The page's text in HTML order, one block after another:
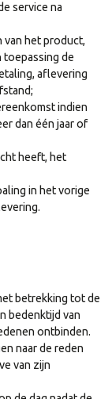
service na
van het product,
de
aflevering
indien
dan één jaar of
heeft, het
in het vorige
betrekking tot de
bedenktijd van
ontbinden.
naar de reden
van zijn